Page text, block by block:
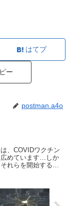
はてブ
ー
postman.a4o
、COVIDワクチン
めています…しか
れらを開始すると